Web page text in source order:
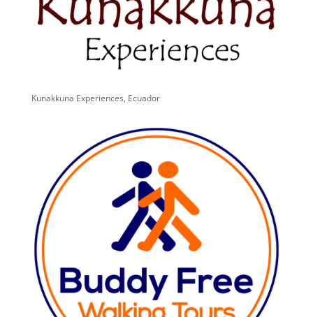
Kunakkuna Experiences, Ecuador